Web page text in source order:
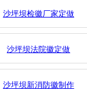
沙坪坝检徽厂家定做
沙坪坝法院徽定做
沙坪坝新消防徽制作